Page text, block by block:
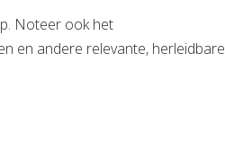
Noteer ook het
en andere relevante, herleidbare